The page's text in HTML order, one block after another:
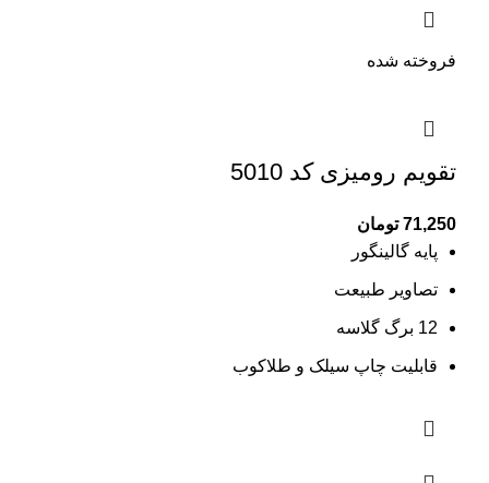
فروخته شده
تقویم رومیزی کد 5010
71,250 تومان
پایه گالینگور
تصاویر طبیعت
12 برگ گلاسه
قابلیت چاپ سیلک و طلاکوب